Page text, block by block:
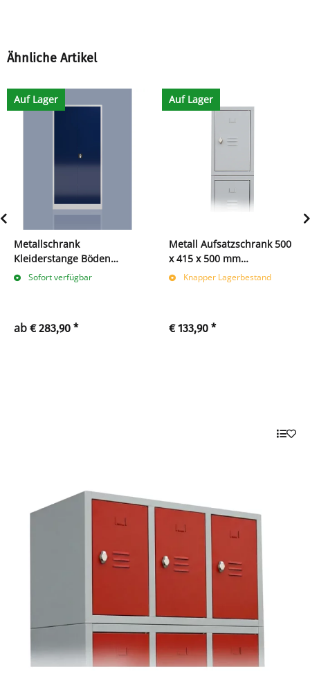
Ähnliche Artikel
Auf Lager
Metallschrank
Kleiderstange Böden
194,5x92
Sofort verfügbar
ab € 283,90 *
Auf Lager
Metall Aufsatzschrank 500
x 415 x 500 mm
abschließbar für
Knapper Lagerbestand
€ 133,90 *